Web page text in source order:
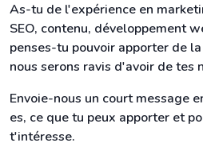
As-tu de l'expérience en
SEO, contenu, développement
penses-tu pouvoir apporter de
nous serons ravis d'avoir de tes
Envoie-nous un court message
es, ce que tu peux apporter et
t'intéresse.